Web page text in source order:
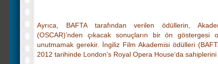
Ayrıca, BAFTA tarafından verilen ödüllerin,
(OSCAR)’nden çıkacak sonuçların bir ön göstergesi
unutmamak gerekir. İngiliz Film Akademisi ödülleri
2012 tarihinde London’s Royal Opera House‘da